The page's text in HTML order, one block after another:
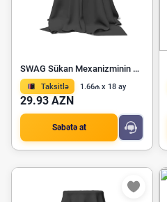
SWAG Sükan Mexanizminin Başlığı 10 92 7066
Taksitlə 1.66₼ x 18 ay
29.93 AZN
Səbətə at